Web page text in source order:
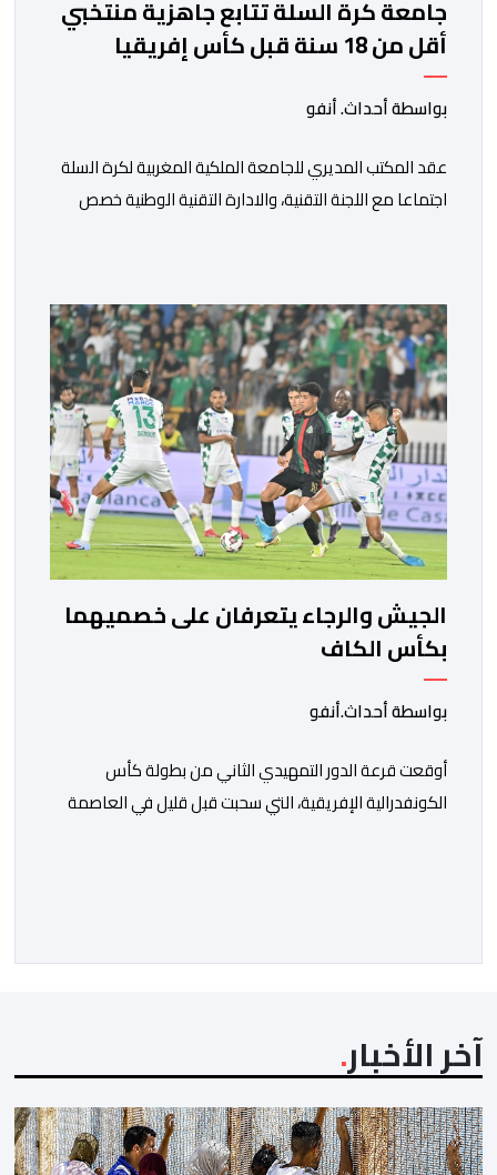
جامعة كرة السلة تتابع جاهزية منتخبي
أقل من 18 سنة قبل كأس إفريقيا
بواسطة أحداث. أنفو
عقد المكتب المديري للجامعة الملكية المغربية لكرة السلة
اجتماعا مع اللجنة التقنية، والادارة التقنية الوطنية خصص
الفترة الأخيرة. وشهد الاجتماع تقديم عرض مفصل حول
مشاركة المنتخبين الوطنيين لأقل من 18 سنة، إناثا وذكورا،
من طرف اللجنة التقنية التي واكبت كل […]
الجيش والرجاء يتعرفان على خصميهما
بكأس الكاف
بواسطة أحداث.أنفو
أوقعت قرعة الدور التمهيدي الثاني من بطولة كأس
الكونفدرالية الإفريقية، التي سحبت قبل قليل في العاصمة
واريورز النيجيري ونادي أوديب ممثل […]
آخر الأخبار